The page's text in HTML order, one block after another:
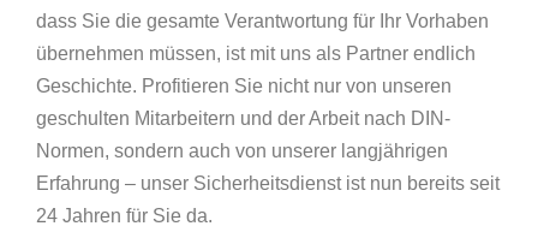
dass Sie die gesamte Verantwortung für Ihr Vorhaben
übernehmen müssen, ist mit uns als Partner endlich
Geschichte. Profitieren Sie nicht nur von unseren
geschulten Mitarbeitern und der Arbeit nach DIN-
Normen, sondern auch von unserer langjährigen
Erfahrung – unser Sicherheitsdienst ist nun bereits seit
24 Jahren für Sie da.